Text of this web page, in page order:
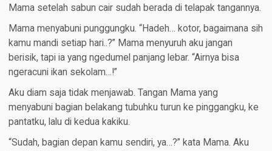
Mama setelah sabun cair sudah berada di telapak tangannya.
Mama menyabuni punggungku. “Hadeh… kotor, bagaimana sih
kamu mandi setiap hari..?” Mama menyuruh aku jangan
berisik, tapi ia yang ngedumel panjang lebar. “Airnya bisa
ngeracuni ikan sekolam…!”
Aku diam saja tidak menjawab. Tangan Mama yang
menyabuni bagian belakang tubuhku turun ke pinggangku, ke
pantatku, lalu di kedua kakiku.
“Sudah, bagian depan kamu sendiri, ya…?” kata Mama. Aku